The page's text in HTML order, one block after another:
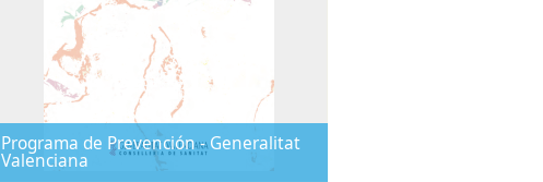
Programa de Prevención - Generalitat
Valenciana